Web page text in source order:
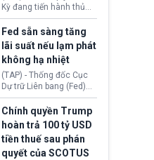
Bóng đá Jordan. Trước
áp lực dồn dập, FIFA phải
tổ chức cuộc họp khẩn ở
Morocco.
Kỳ đang tiến hành thủ
tục thu hồi chứng nhận
hoạt động của tổ chức
hiến tạng Network for
Hope (bang Kentucky).
Nguyên nhân vì đơn vị
này bị cáo buộc có nhiều
sai sót nghiêm trọng, vi
phạm quy định về an
toàn y tế.
Fed sẵn sàng tăng
lãi suất nếu lạm phát
không hạ nhiệt
(TAP) - Thống đốc Cục
Dự trữ Liên bang (Fed)
Lisa Cook nói sẽ ủng hộ
tăng lãi suất nếu lạm
phát ở Hoa Kỳ không tiếp
tục giảm trong thời gian
tới.
Chính quyền Trump
hoàn trả 100 tỷ USD
tiền thuế sau phán
quyết của SCOTUS